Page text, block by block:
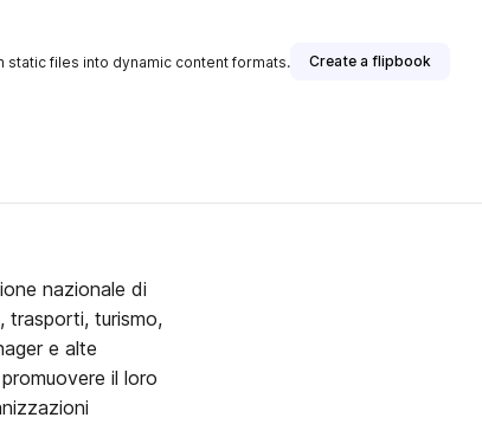
static files into dynamic content formats. Create a flipbook
nazionale di
trasporti, turismo,
e alte
il loro